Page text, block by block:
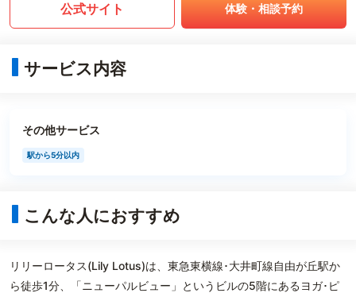
公式サイト 体験・相談予約
サービス内容
その他サービス
駅から5分以内
こんな人におすすめ
リリーロータス(Lily Lotus)は、東急東横線･大井町線自由が丘駅か
ら徒歩1分、「ニューパルビュー」というビルの5階にあるヨガ･ピ